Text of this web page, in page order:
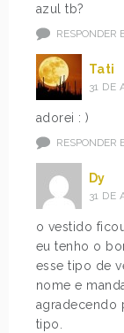
azul tb?
RESPONDER
Tati
31 DE
adorei : )
RESPONDER
Dy
31 DE
o vestido
eu tenho o
esse tipo de
nome e
agradecendo
tipo.